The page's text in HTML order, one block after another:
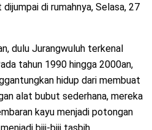
di rumahnya, Selasa, 27
dulu Jurangwuluh terkenal
tahun 1990 hingga 2000an,
hidup dari membuat
alat bubut sederhana, mereka
kayu menjadi potongan